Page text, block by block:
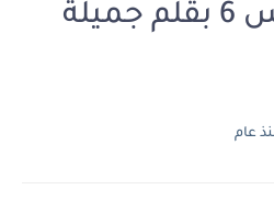
الفصل السادس 6 بقلم جميلة
عام